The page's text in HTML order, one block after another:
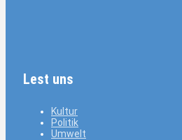
Lest uns
Kultur
Politik
Umwelt